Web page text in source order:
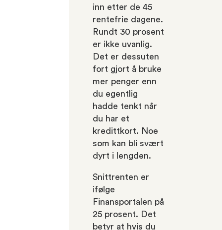
inn etter de 45
rentefrie dagene.
Rundt 30 prosent
er ikke uvanlig.
Det er dessuten
fort gjort å bruke
mer penger enn
du egentlig
hadde tenkt når
du har et
kredittkort. Noe
som kan bli svært
dyrt i lengden.
Snittrenten er
ifølge
Finansportalen på
25 prosent. Det
betyr at hvis du